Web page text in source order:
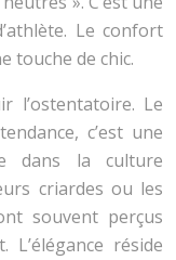
Le confort
touche de chic.
l’ostentatoire. Le
c’est une
dans la culture
criardes ou les
souvent perçus
réside